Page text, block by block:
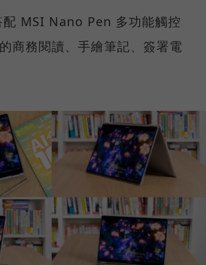
配 MSI Nano Pen 多功能觸控
商務閱讀、手繪筆記、簽署電